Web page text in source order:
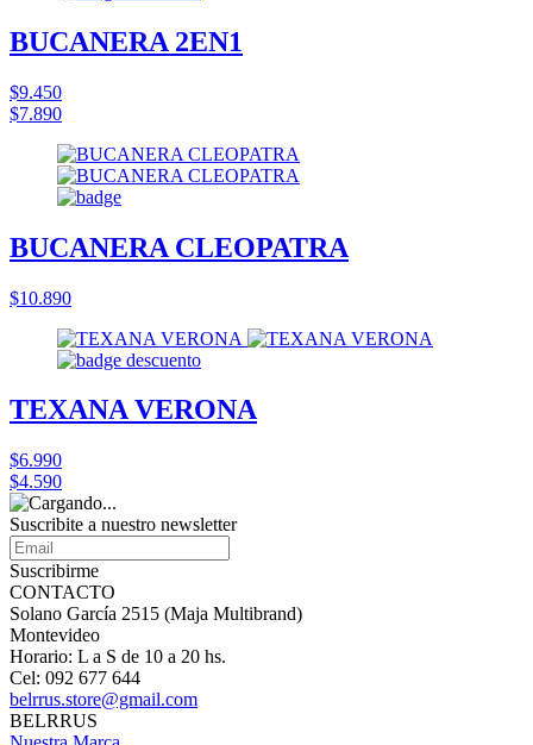
BUCANERA 2EN1
$9.450
$7.890
BUCANERA CLEOPATRA
$10.890
TEXANA VERONA
$6.990
$4.590
Suscribite a nuestro newsletter
Suscribirme
CONTACTO
Solano García 2515 (Maja Multibrand)
Montevideo
Horario: L a S de 10 a 20 hs.
Cel: 092 677 644
belrrus.store@gmail.com
BELRRUS